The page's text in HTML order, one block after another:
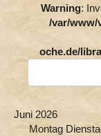
Warning:
/var/www/
oche.de/
Juni 2026
Montag